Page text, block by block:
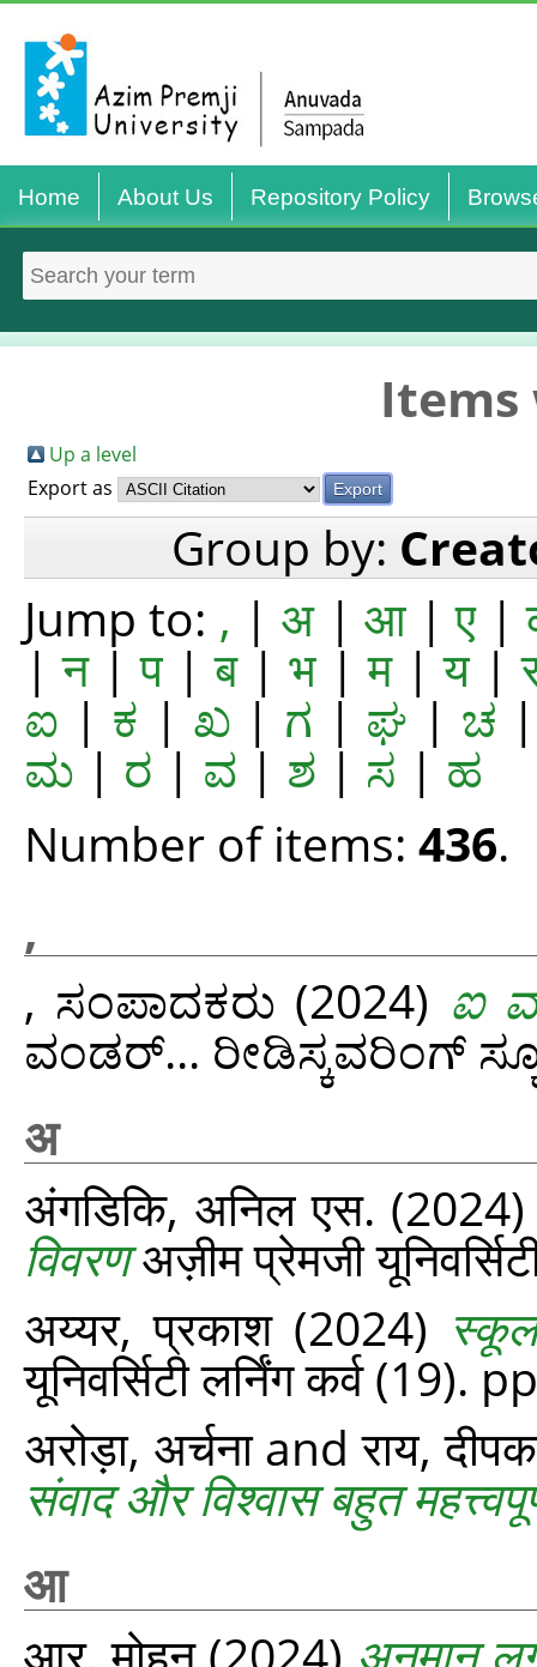
Home About Us Repository Policy
Items
Up a level
Export as
Group by:
Jump to: , | अ| आ|ए|
|न|प|ब| भ|म|य|
ಐ | ಕ |ಖ | ಗ | ಘ| ಚ
ಮ| ರ | ವ | ಶ | ಸ |ಹ
Number of items: 436.
,
, ಸಂಪಾದಕರು (2024) ಐ
ವಂಡರ್...‌ ರೀಡಿಸ್ಕವರಿಂಗ್‌
अ
अंगडिकि, अनिल एस.
विवरणअज़ीम प्रेमजी
अय्यर, प्रकाश(2024)
यूनिवर्सिटी लर्निंग कर्व (19).
अरोड़ा, अर्चनाandराय, दीपक
संवाद और विश्वास बहुत
आ